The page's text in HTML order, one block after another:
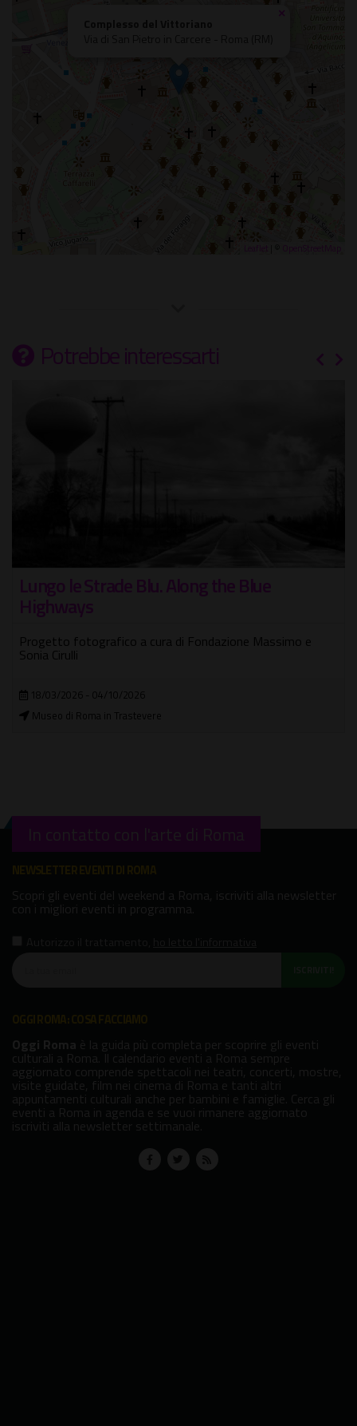
×
Potrebbe interessarti
Lungo le Strade Blu. Along the Blue
Highways
Progetto fotografico a cura di Fondazione Massimo e
Sonia Cirulli
18/03/2026 - 04/10/2026
Museo di Roma in Trastevere
In contatto con l'arte di Roma